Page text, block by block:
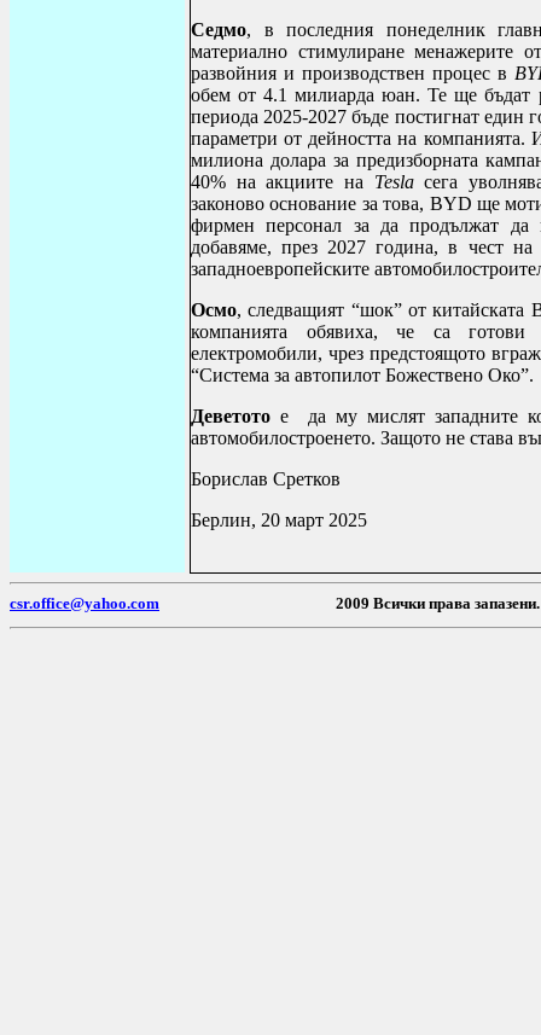
Седмо, в последния понеделник
материално стимулиране
развойния и производствен процес в
обем от 4.1 милиарда юан. Те ще бъдат
периода 2025-2027 бъде постигнат един
параметри от дейността на
милиона долара за предизборната
40% на акциите на
Teslaсега
законово основание за това, BYD ще
фирмен персонал за да продължат да
добавяме, през 2027 година, в чест
западноевропейските
Осмо, следващият “шок” от китайската
компанията обявиха, че са готови
електромобили, чрез предстоящото
“Система за автопилот Божествено Око”.
Деветотое да му мислят западните
автомобилостроенето. Защото не става
Борислав Сретков
Берлин, 20 март 2025
csr.office@yahoo.com 2009 Всички